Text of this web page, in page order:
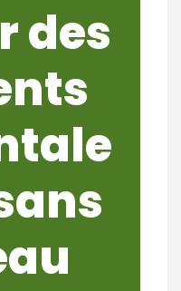
des